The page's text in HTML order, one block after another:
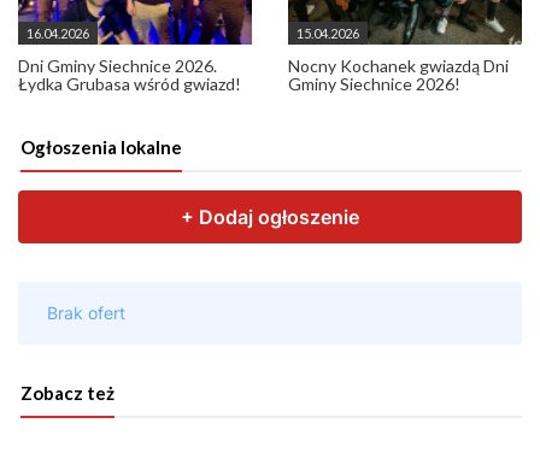
16.04.2026
Dni Gminy Siechnice 2026.
Łydka Grubasa wśród gwiazd!
15.04.2026
Nocny Kochanek gwiazdą Dni
Gminy Siechnice 2026!
Ogłoszenia lokalne
Zobacz też